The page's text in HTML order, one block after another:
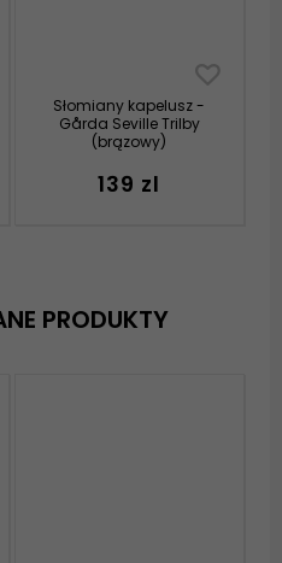
Słomiany kapelusz -
Gårda Seville Trilby
(brązowy)
139 zl
PRODUKTY